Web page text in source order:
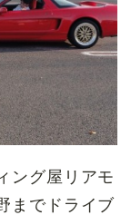
ング屋リアモ
までドライブ